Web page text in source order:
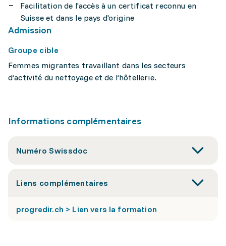
Facilitation de l'accès à un certificat reconnu en
Suisse et dans le pays d'origine
Admission
Groupe cible
Femmes migrantes travaillant dans les secteurs
d’activité du nettoyage et de l’hôtellerie.
Informations complémentaires
Numéro Swissdoc
Liens complémentaires
progredir.ch > Lien vers la formation